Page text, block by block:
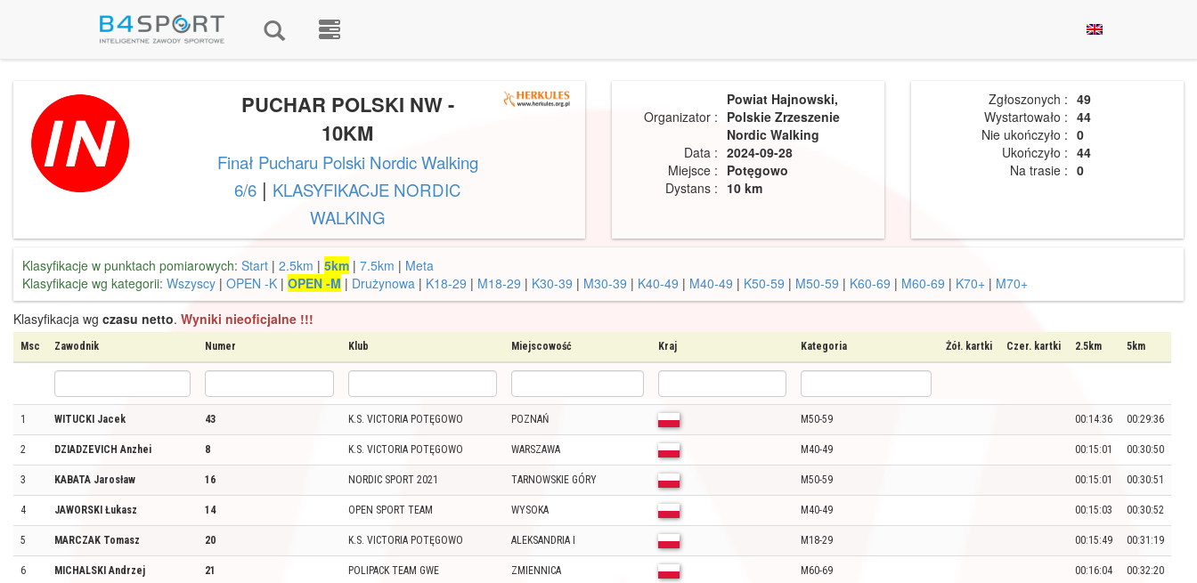
PUCHAR POLSKI NW -
10KM
Finał Pucharu Polski Nordic Walking
6/6| KLASYFIKACJE NORDIC
WALKING
Organizator :
Powiat Hajnowski,
Polskie Zrzeszenie
Nordic Walking
Data : 2024-09-28
Miejsce : Potęgowo
Dystans : 10 km
Zgłoszonych : 49
Wystartowało : 44
Nie ukończyło : 0
Ukończyło : 44
Na trasie : 0
Klasyfikacje w punktach pomiarowych: Start | 2.5km | 5km | 7.5km | Meta
Klasyfikacje wg kategorii: Wszyscy | OPEN -K | OPEN -M | Drużynowa | K18-29 | M18-29 | K30-39 | M30-39 | K40-49 | M40-49 | K50-59 | M50-59 | K60-69 | M60-69 | K70+ | M70+
Klasyfikacja wg czasu netto. Wyniki nieoficjalne !!!
Msc Zawodnik Numer Klub Miejscowość Kraj Kategoria Żół. kartki Czer. kartki 2.5km 5km
1 WITUCKI Jacek 43 K.S. VICTORIA POTĘGOWO POZNAŃ M50-59 00:14:36 00:29:36
2 DZIADZEVICH Anzhei 8 K.S. VICTORIA POTĘGOWO WARSZAWA M40-49 00:15:01 00:30:50
3 KABATA Jarosław 16 NORDIC SPORT 2021 TARNOWSKIE GÓRY M50-59 00:15:01 00:30:51
4 JAWORSKI Łukasz 14 OPEN SPORT TEAM WYSOKA M40-49 00:15:03 00:30:52
5 MARCZAK Tomasz 20 K.S. VICTORIA POTĘGOWO ALEKSANDRIA I M18-29 00:15:49 00:31:19
6 MICHALSKI Andrzej 21 POLIPACK TEAM GWE ZMIENNICA M60-69 00:16:04 00:32:20